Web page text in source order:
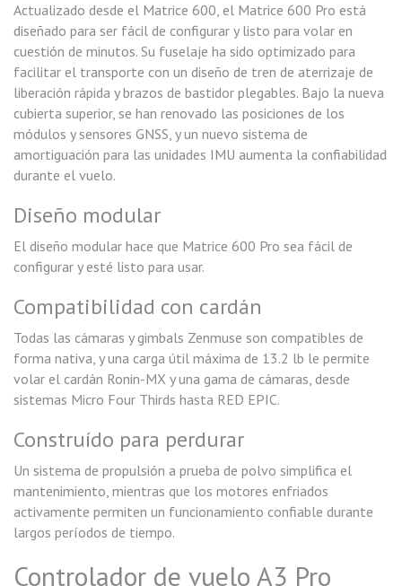
Actualizado desde el Matrice 600, el Matrice 600 Pro está
diseñado para ser fácil de configurar y listo para volar en
cuestión de minutos. Su fuselaje ha sido optimizado para
facilitar el transporte con un diseño de tren de aterrizaje de
liberación rápida y brazos de bastidor plegables. Bajo la nueva
cubierta superior, se han renovado las posiciones de los
módulos y sensores GNSS, y un nuevo sistema de
amortiguación para las unidades IMU aumenta la confiabilidad
durante el vuelo.
Diseño modular
El diseño modular hace que Matrice 600 Pro sea fácil de
configurar y esté listo para usar.
Compatibilidad con cardán
Todas las cámaras y gimbals Zenmuse son compatibles de
forma nativa, y una carga útil máxima de 13.2 lb le permite
volar el cardán Ronin-MX y una gama de cámaras, desde
sistemas Micro Four Thirds hasta RED EPIC.
Construído para perdurar
Un sistema de propulsión a prueba de polvo simplifica el
mantenimiento, mientras que los motores enfriados
activamente permiten un funcionamiento confiable durante
largos períodos de tiempo.
Controlador de vuelo A3 Pro